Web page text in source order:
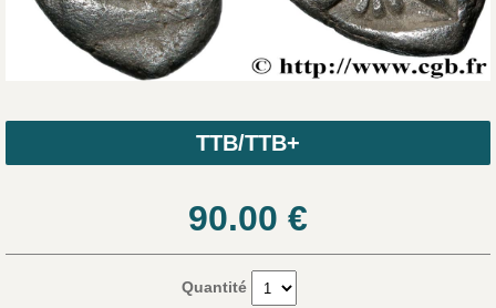
TTB/TTB+
90.00 €
Quantité